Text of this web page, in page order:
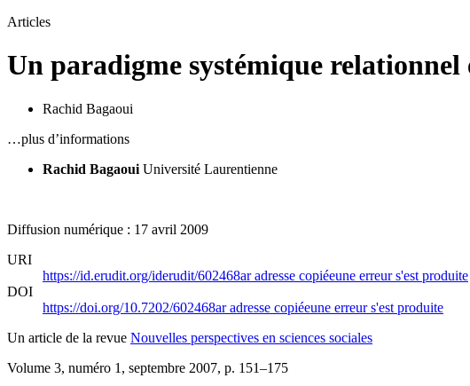
Articles
Un paradigme systémique
Rachid Bagaoui
…plus d’informations
Rachid Bagaoui Université Laurentienne
Diffusion numérique : 17 avril 2009
URI
https://id.erudit.org/iderudit/602468aradresse copiéeune erreur s'est produite
DOI
https://doi.org/10.7202/602468aradresse copiéeune erreur s'est produite
Un article de la revue Nouvelles perspectives en sciences sociales
Volume 3, numéro 1, septembre 2007, p. 151–175